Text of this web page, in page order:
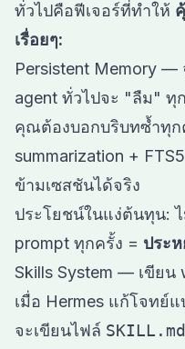
ทั่วไปคือฟีเจอร์ที่ทำให้
เรื่อยๆ:
Persistent Memory —
agent ทั่วไปจะ "ลืม" ทุ
คุณต้องบอกบริบทซ้ำทุก
summarization +
ข้ามเซสชันได้จริง
ประโยชน์ในแง่ต้นทุน:
prompt ทุกครั้ง = ประ
Skills System — เขียน
เมื่อ Hermes แก้โจทย์
จะเขียนไฟล์ SKILL.md